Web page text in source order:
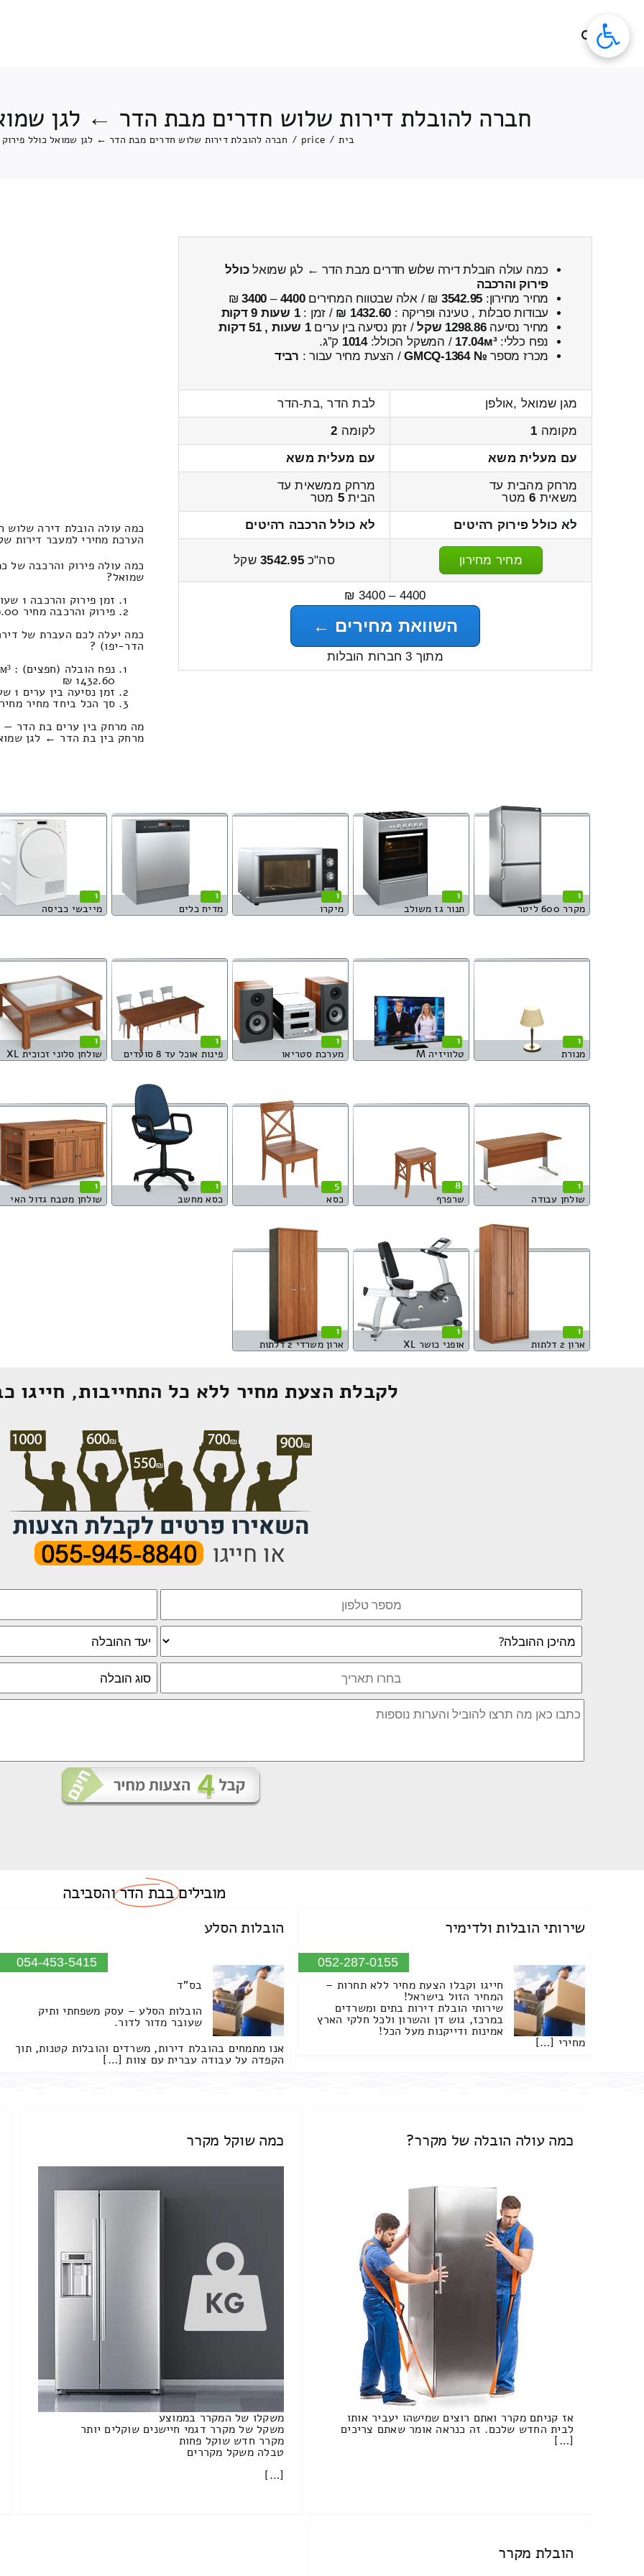
חברה להובלת דירות שלוש חדרים מבת הדר ← לגן
בית /
price
/ חברה להובלת דירות שלוש חדרים מבת הדר ← לגן שמואל כולל
כמה עולה הובלת דירה שלוש חדרים מבת הדר ← לגן שמואלכולל
פירוק והרכבה
מחיר מחירון: 3542.95 ₪ / אלה שבטווח המחירים4400
–
3400
₪
עבודות סבלות , טעינה ופריקה : 1432.60 ₪ / זמן :1 שעות 9 דקות
מחיר נסיעה1298.86 שקל / זמן נסיעה בין ערים1 שעות , 51 דקות
נפח כללי:17.04м³ / המשקל הכולל:1014 ק”ג.
מכרז מספר № GMCQ-1364 / הצעת מחיר עבור : רביד
מגן שמואל ,אולפן
לבת הדר ,בת-הדר
מקומה 1 לקומה 2
עם מעלית משא
עם מעלית משא
מרחק מהבית עד
משאית 6מטר
מרחק ממשאית עד
הבית5 מטר
לא כולל פירוק רהיטים
לא כולל הרכבה רהיטים
מחיר מחירון סה"כ3542.95שקל
4400 – 3400 ₪
השוואת מחירים ←
מתוך 3 חברות הובלות
כמה עולה הובלת דירה שלוש
הערכת מחירי למעבר דירות שלוש
כמה עולה פירוק והרכבה של
שמואל?
זמן פירוק והרכבה 1 שעות 24 דקות
פירוק והרכבה מחיר 689.00
הדר-יפו) ?
1432.60 ₪
זמן נסיעה בין ערים 1 שעות , 51 דקות / מחיר נסיעה 1298.86 שקל
סך הכל ביחד מחיר מחירון:
מה מרחק בין ערים בת הדר —
מרחק בין בת הדר ← לגן שמואל הוא :
1
מקרר 600 ליטר
1
תנור גז משולב
1
מיקרו
1
מדיח כלים
1
מייבשי כביסה
1
מנורת
1
טלוויזיה M
1
מערכת סטריאו
1
פינות אוכל עד 8 סועדים
1
שולחן סלוני זכוכית XL
1
שולחן עבודה
8
שרפרף
5
כסא
1
כסא מחשב
1
שולחן מטבח גדול האי
1
ארון 2 דלתות
1
אופני כושר XL
1
ארון משרדי 2 דלתות
לקבלת הצעת מחיר ללא כל התחייבות, חייגו
מוביליםבבת הדרוהסביבה
שירותי הובלות ולדימיר
052-287-0155
חייגו וקבלו הצעת מחיר ללא תחרות –
המחיר הזול בישראל!
שירותי הובלת דירות בתים ומשרדים
במרכז, גוש דן והשרון ולכל חלקי הארץ
אמינות ודייקנות מעל הכל!
מחירי […]
הובלות הסלע
054-453-5415
בס"ד
הובלות הסלע – עסק משפחתי ותיק
שעובר מדור לדור.
אנו מתמחים בהובלת דירות, משרדים והובלות קטנות, תוך
הקפדה על עבודה עברית עם צוות […]
כמה עולה הובלה של מקרר?
אז קניתם מקרר ואתם רוצים שמישהו יעביר אותו
לבית החדש שלכם. זה כנראה אומר שאתם צריכים
[…]
כמה שוקל מקרר
משקלו של המקרר בממוצע
משקל של מקרר דגמי חיישנים שוקלים יותר
מקרר חדש שוקל פחות
טבלה משקל מקררים
[…]
הובלת מקרר